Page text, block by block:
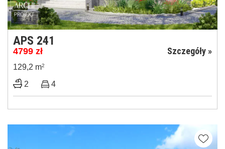
APS 241
4799 zł Szczegóły »
129,2 m2
2 4